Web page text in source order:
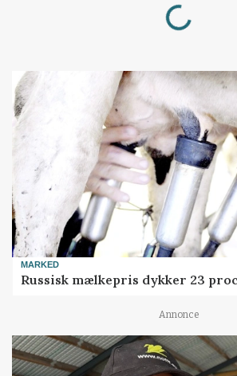
MARKED
Russisk mælkepris dykker 23
Annonce